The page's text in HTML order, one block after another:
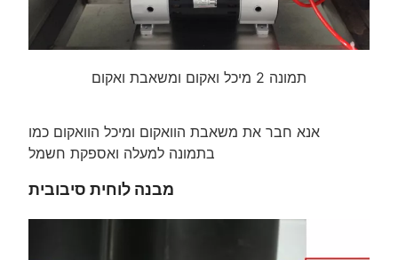
תמונה 2 מיכל ואקום ומשאבת ואקום
אנא חבר את משאבת הוואקום ומיכל הוואקום כמו
בתמונה למעלה ואספקת חשמל
מבנה לוחית סיבובית